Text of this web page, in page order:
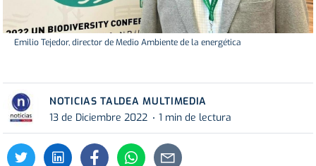
Emilio Tejedor, director de Medio Ambiente de la energética
NOTICIAS TALDEA MULTIMEDIA
13 de Diciembre 2022
1 min de lectura